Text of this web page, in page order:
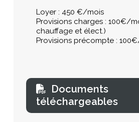
Loyer : 450 €/mois
Provisions charges : 100€/
chauffage et élect.)
Provisions précompte :
Documents
téléchargeables